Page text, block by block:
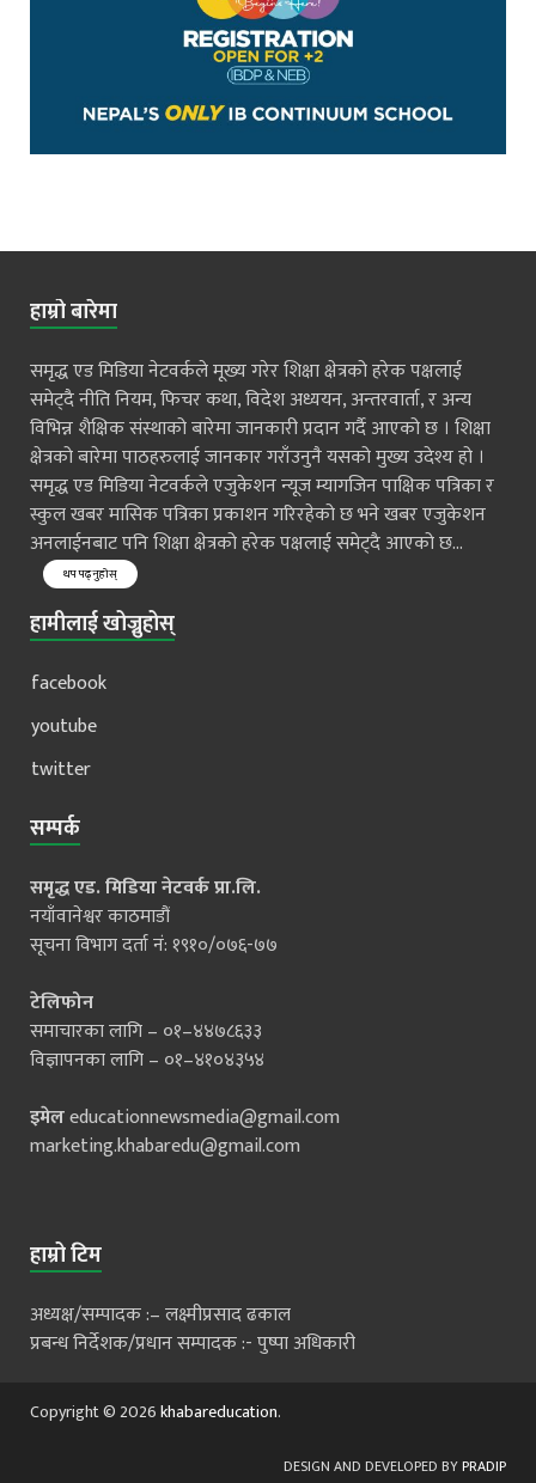
हाम्रो बारेमा
समृद्ध एड मिडिया नेटवर्कले मूख्य गरेर शिक्षा क्षेत्रको हरेक पक्षलाई
समेट्दै नीति नियम, फिचर कथा, विदेश अध्ययन, अन्तरवार्ता, र अन्य
विभिन्न शैक्षिक संस्थाको बारेमा जानकारी प्रदान गर्दै आएको छ । शिक्षा
क्षेत्रको बारेमा पाठहरुलाई जानकार गराँउनुनै यसको मुख्य उदेश्य हो ।
समृद्ध एड मिडिया नेटवर्कले एजुकेशन न्यूज म्यागजिन पाक्षिक पत्रिका र
स्कुल खबर मासिक पत्रिका प्रकाशन गरिरहेको छ भने खबर एजुकेशन
अनलाईनबाट पनि शिक्षा क्षेत्रको हरेक पक्षलाई समेट्दै आएको छ...
थप पढ्नुहोस्
हामीलाई खोज्नुहोस्
facebook
youtube
twitter
सम्पर्क
समृद्ध एड. मिडिया नेटवर्क प्रा.लि.
नयाँवानेश्वर काठमाडौं
सूचना विभाग दर्ता नं: १९१०/०७६-७७
टेलिफोन
समाचारका लागि – ०१–४४७८६३३
विज्ञापनका लागि – ०१–४१०४३५४
इमेलeducationnewsmedia@gmail.com
marketing.khabaredu@gmail.com
हाम्रो टिम
अध्यक्ष/सम्पादक :– लक्ष्मीप्रसाद ढकाल
प्रबन्ध निर्देशक/प्रधान सम्पादक :- पुष्पा अधिकारी
Copyright © 2026khabareducation.
DESIGN AND DEVELOPED BYPRADIP